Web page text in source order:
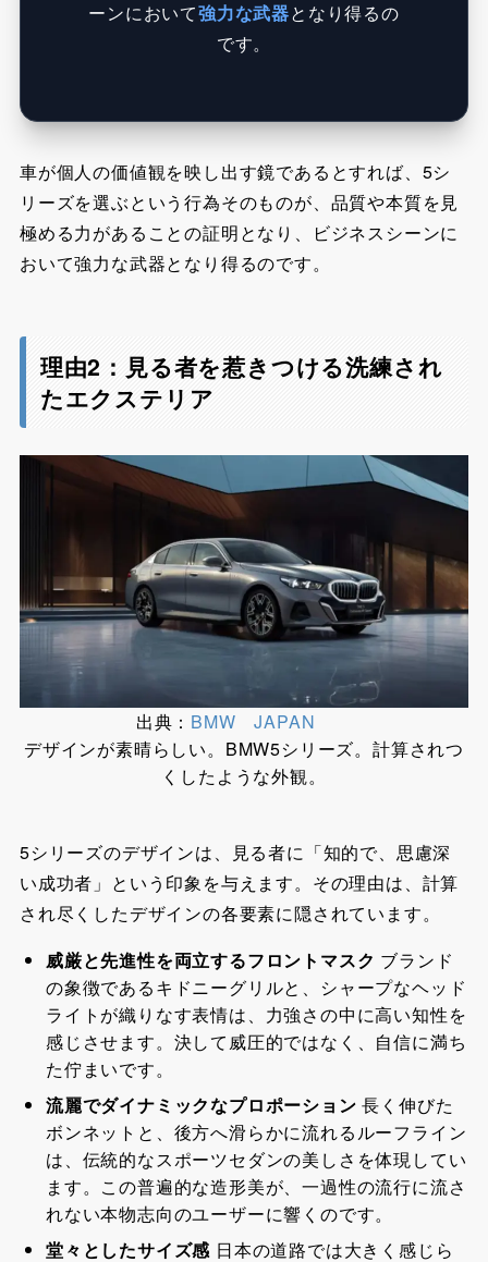
ーンにおいて強力な武器となり得るの
です。
車が個人の価値観を映し出す鏡であるとすれば、5シ
リーズを選ぶという行為そのものが、品質や本質を見
極める力があることの証明となり、ビジネスシーンに
おいて強力な武器となり得るのです。
理由2：見る者を惹きつける洗練され
たエクステリア
出典： BMW JAPAN
デザインが素晴らしい。BMW5シリーズ。計算されつ
くしたような外観。
5シリーズのデザインは、見る者に「知的で、思慮深
い成功者」という印象を与えます。その理由は、計算
され尽くしたデザインの各要素に隠されています。
威厳と先進性を両立するフロントマスク ブランド
の象徴であるキドニーグリルと、シャープなヘッド
ライトが織りなす表情は、力強さの中に高い知性を
感じさせます。決して威圧的ではなく、自信に満ち
た佇まいです。
流麗でダイナミックなプロポーション 長く伸びた
ボンネットと、後方へ滑らかに流れるルーフライン
は、伝統的なスポーツセダンの美しさを体現してい
ます。この普遍的な造形美が、一過性の流行に流さ
れない本物志向のユーザーに響くのです。
堂々としたサイズ感 日本の道路では大きく感じら